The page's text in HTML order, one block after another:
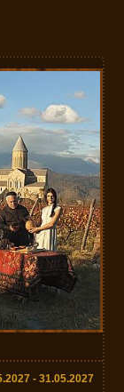
- 31.05.2027